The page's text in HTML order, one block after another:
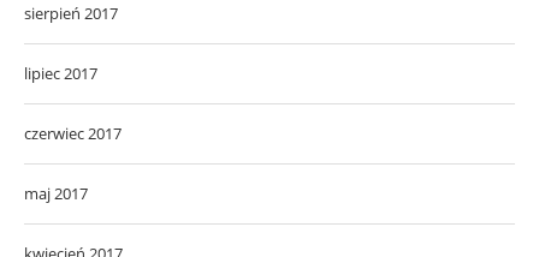
sierpień 2017
lipiec 2017
czerwiec 2017
maj 2017